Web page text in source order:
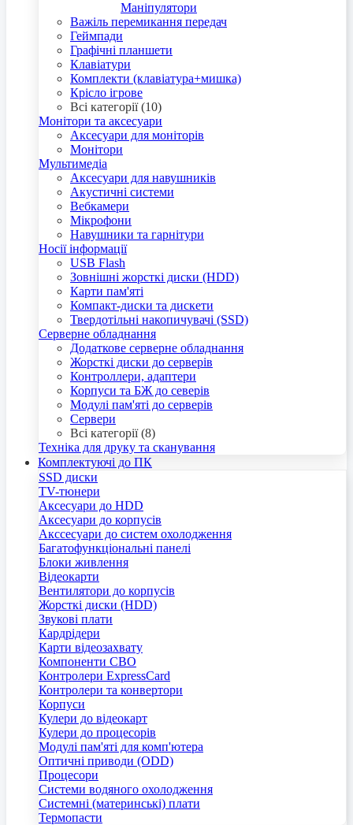
Маніпулятори
Важіль перемикання передач
Геймпади
Графічні планшети
Клавіатури
Комплекти (клавіатура+мишка)
Крісло ігрове
Всі категорії (10)
Монітори та аксесуари
Аксесуари для моніторів
Монітори
Мультимедіа
Аксесуари для навушників
Акустичні системи
Вебкамери
Мікрофони
Навушники та гарнітури
Носії інформації
USB Flash
Зовнішні жорсткі диски (HDD)
Карти пам'яті
Компакт-диски та дискети
Твердотільні накопичувачі (SSD)
Серверне обладнання
Додаткове серверне обладнання
Жорсткі диски до серверів
Контроллери, адаптери
Корпуси та БЖ до северів
Модулі пам'яті до серверів
Сервери
Всі категорії (8)
Техніка для друку та сканування
Комплектуючі до ПК
SSD диски
TV-тюнери
Аксесуари до HDD
Аксесуари до корпусів
Акссесуари до систем охолодження
Багатофункціональні панелі
Блоки живлення
Відеокарти
Вентилятори до корпусів
Жорсткі диски (HDD)
Звукові плати
Кардрідери
Карти відеозахвату
Компоненти СВО
Контролери ExpressCard
Контролери та конвертори
Корпуси
Кулери до відеокарт
Кулери до процесорів
Модулі пам'яті для комп'ютера
Оптичні приводи (ODD)
Процесори
Системи водяного охолодження
Системні (материнські) плати
Термопасти